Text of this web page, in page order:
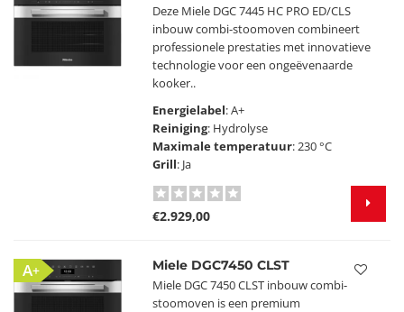
Deze Miele DGC 7445 HC PRO ED/CLS
inbouw combi-stoomoven combineert
professionele prestaties met innovatieve
technologie voor een ongeëvenaarde
kooker..
Energielabel: A+
Reiniging: Hydrolyse
Maximale temperatuur: 230 °C
Grill: Ja
€2.929,00
A+ Miele DGC7450 CLST
Miele DGC 7450 CLST inbouw combi-
stoomoven is een premium